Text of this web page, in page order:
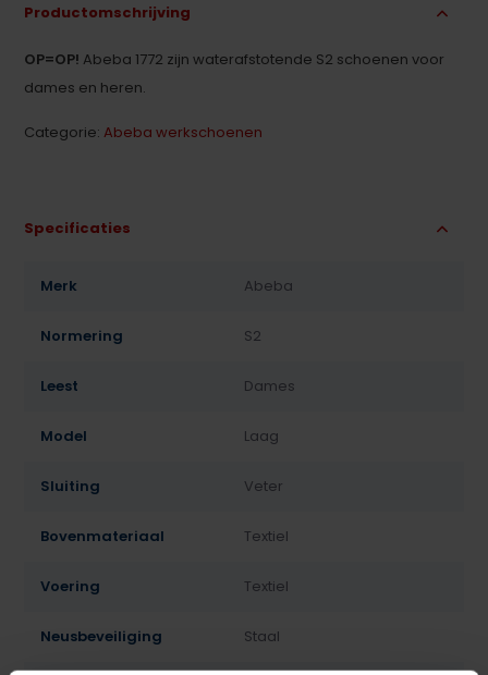
Productomschrijving
OP=OP! Abeba 1772 zijn waterafstotende S2 schoenen voor
dames en heren.
Categorie:Abeba werkschoenen
Specificaties
Merk Abeba
Normering S2
Leest Dames
Model Laag
Sluiting Veter
Bovenmateriaal Textiel
Voering Textiel
Neusbeveiliging Staal